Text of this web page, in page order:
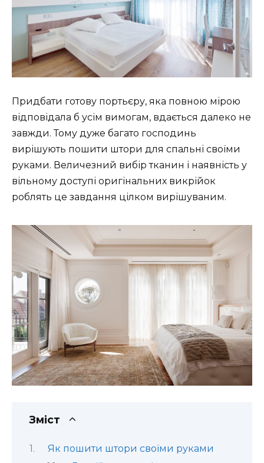
Придбати готову портьєру, яка повною мірою
відповідала б усім вимогам, вдається далеко не
завжди. Тому дуже багато господинь
вирішують пошити штори для спальні своїми
руками. Величезний вибір тканин і наявність у
вільному доступі оригінальних викрійок
роблять це завдання цілком вирішуваним.
Зміст
Як пошити штори своїми руками